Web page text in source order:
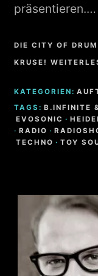
präsentieren.…
DIE CITY OF
KRUSE!
KATEGORIEN:
TAGS: B.INFINITE
EVOSONIC ·
· RADIO ·
TECHNO · TOY